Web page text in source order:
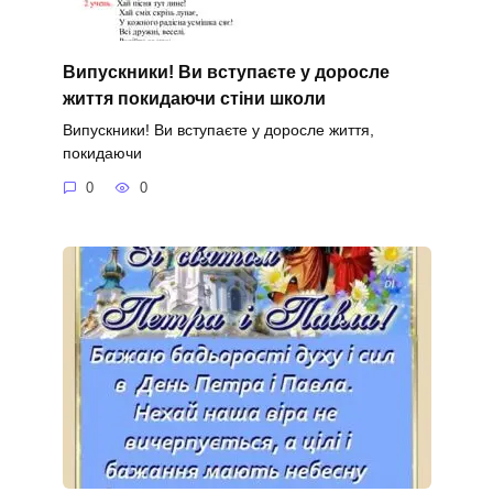
Випускники! Ви вступаєте у доросле
життя покидаючи стіни школи
Випускники! Ви вступаєте у доросле життя,
покидаючи
0 0